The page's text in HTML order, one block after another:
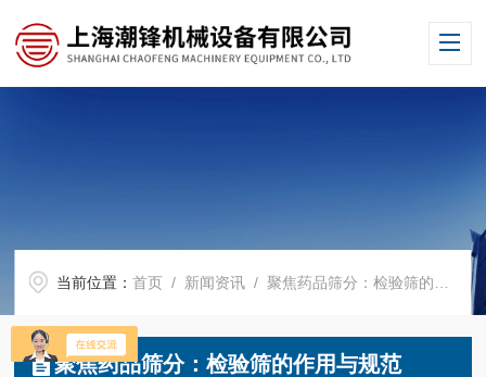
当前位置：首页 / 新闻资讯 / 聚焦药品筛分：检验筛的作用与规范
聚焦药品筛分：检验筛的作用与规范